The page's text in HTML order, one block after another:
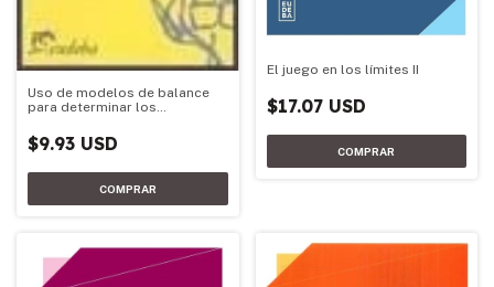
Uso de modelos de balance
para determinar los
nitrogenado de trigo y
$9.93 USD
El juego en los límites II
$17.07 USD